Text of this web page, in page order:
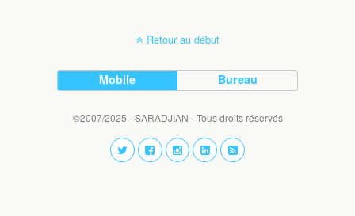
Retour au début
Mobile Bureau
©2007/2025 - SARADJIAN - Tous droits réservés